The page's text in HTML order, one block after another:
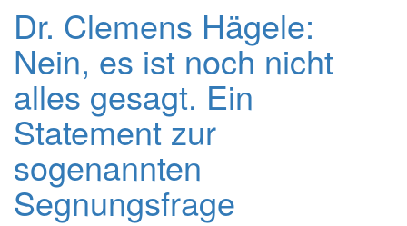
Dr. Clemens Hägele:
Nein, es ist noch nicht
alles gesagt. Ein
Statement zur
sogenannten
Segnungsfrage